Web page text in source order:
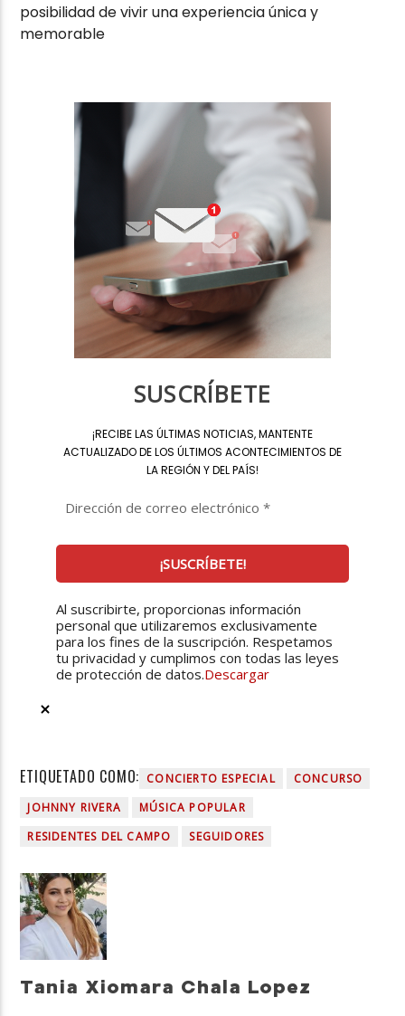
posibilidad de vivir una experiencia única y
memorable
SUSCRÍBETE
¡RECIBE LAS ÚLTIMAS NOTICIAS, MANTENTE
ACTUALIZADO DE LOS ÚLTIMOS ACONTECIMIENTOS DE
LA REGIÓN Y DEL PAÍS!
Al suscribirte, proporcionas información
personal que utilizaremos exclusivamente
para los fines de la suscripción. Respetamos
tu privacidad y cumplimos con todas las leyes
de protección de datos.Descargar
ETIQUETADO COMO: CONCIERTO ESPECIAL
CONCURSO
JOHNNY RIVERA
MÚSICA POPULAR
RESIDENTES DEL CAMPO
SEGUIDORES
Tania Xiomara Chala Lopez